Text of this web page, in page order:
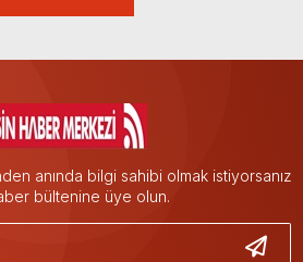
anında bilgi sahibi olmak istiyorsanız
bültenine üye olun.